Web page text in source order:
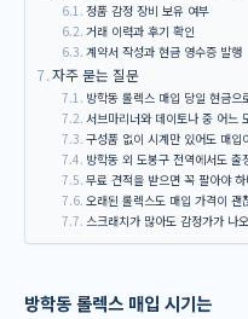
정품 감정 장비 보유 여부
거래 이력과 후기 확인
계약서 작성과 현금 영수증 발행
자주 묻는 질문
방학동 롤렉스 매입 당일 현금으
서브마리너와 데이토나 중 어느
구성품 없이 시계만 있어도 매입
방학동 외 도봉구 전역에서도 출
무료 견적을 받으면 꼭 팔아야 하
오래된 롤렉스도 매입 가격이 괜
스크래치가 많아도 감정가가 나
방학동 롤렉스 매입 시기는